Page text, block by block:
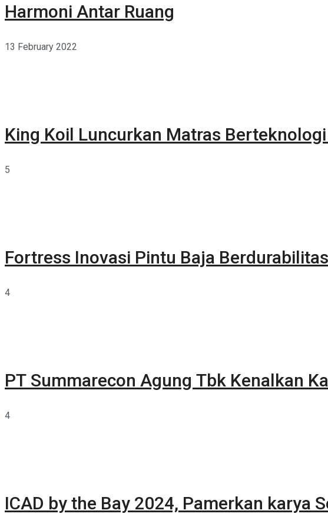
Harmoni Antar Ruang
13 February 2022
King Koil Luncurkan Matras
5
Fortress Inovasi Pintu Baja
4
PT Summarecon Agung Tbk Kenalkan
4
ICAD by the Bay 2024, Pamerkan karya